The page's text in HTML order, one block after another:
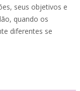
seus objetivos e
quando os
diferentes se